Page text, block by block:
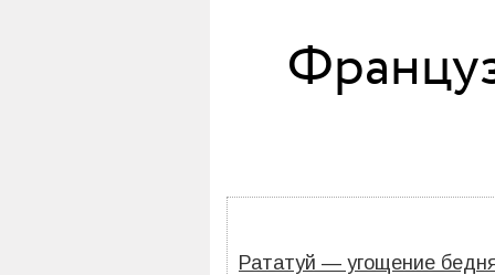
Рататуй — угощение